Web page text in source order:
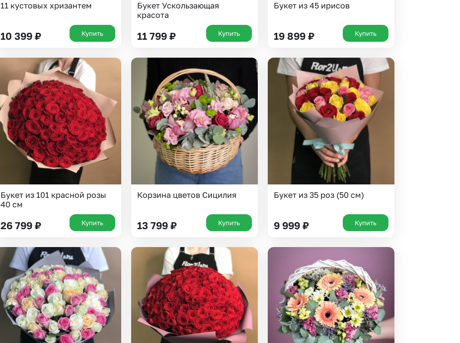
11 кустовых хризантем
10 399 ₽ Купить
Букет Ускользающая
красота
11 799 ₽ Купить
Букет из 45 ирисов
19 899 ₽ Купить
Букет из 101 красной розы
40 см
26 799 ₽ Купить
Корзина цветов Сицилия
13 799 ₽ Купить
Букет из 35 роз (50 см)
9 999 ₽ Купить